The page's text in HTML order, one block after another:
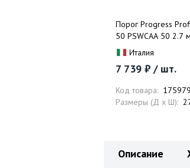
Порог Progress
50 PSWCAA 50 2.7
Италия
7 739 ₽ / шт.
Код товара: 175979
Размеры (Д x Ш):
Описание